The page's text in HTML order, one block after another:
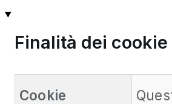
Finalità dei cookie
Cookie